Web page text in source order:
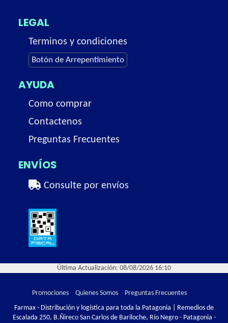
LEGAL
Terminos y condiciones
Botón de Arrepentimiento
AYUDA
Como comprar
Contactenos
Preguntas Frecuentes
ENVÍOS
Consulte por envíos
Última Actualización: 08/08/2026 16:10
Promociones Quienes Somos
Preguntas Frecuentes
Farmax - Distribución y logística para toda la Patagonia | Remedios de
Escalada 250, B.Ñireco San Carlos de Bariloche, Río Negro - Patagonia -